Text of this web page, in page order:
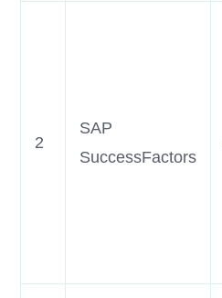
2
SAP
SuccessFactors